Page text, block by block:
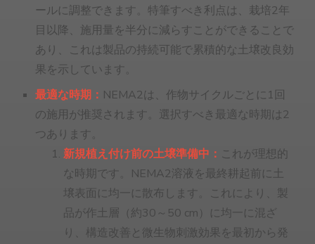
ールに調整できます。特筆すべき利点は、栽培2年
目以降、施用量を半分に減らすことができることで
あり、これは製品の持続可能で累積的な土壌改良効
果を示しています。
最適な時期： NEMA2は、作物サイクルごとに1回
の施用が推奨されます。選択すべき最適な時期は2
つあります。
新規植え付け前の土壌準備中： これが理想的
な時期です。NEMA2溶液を最終耕起前に土
壌表面に均一に散布します。これにより、製
品が作土層（約30～50 cm）に均一に混ざ
り、構造改善と微生物刺激効果を最初から発